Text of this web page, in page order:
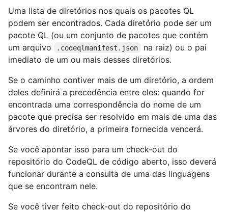
Uma lista de diretórios nos quais os pacotes QL
podem ser encontrados. Cada diretório pode ser um
pacote QL (ou um conjunto de pacotes que contém
um arquivo
.codeqlmanifest.json
na raiz) ou o pai
imediato de um ou mais desses diretórios.
Se o caminho contiver mais de um diretório, a ordem
deles definirá a precedência entre eles: quando for
encontrada uma correspondência do nome de um
pacote que precisa ser resolvido em mais de uma das
árvores do diretório, a primeira fornecida vencerá.
Se você apontar isso para um check-out do
repositório do CodeQL de código aberto, isso deverá
funcionar durante a consulta de uma das linguagens
que se encontram nele.
Se você tiver feito check-out do repositório do